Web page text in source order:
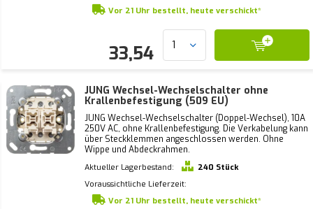
Vor 21 Uhr bestellt, heute verschickt*
33,54
JUNG Wechsel-Wechselschalter ohne
Krallenbefestigung (509 EU)
JUNG Wechsel-Wechselschalter (Doppel-Wechsel), 10A
250V AC, ohne Krallenbefestigung. Die Verkabelung kann
über Steckklemmen angeschlossen werden. Ohne
Wippe und Abdeckrahmen.
Aktueller Lagerbestand:
240 Stück
Voraussichtliche Lieferzeit:
Vor 21 Uhr bestellt, heute verschickt*